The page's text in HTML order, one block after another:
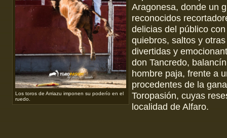
Los toros de Arriazu imponen su poderío en el
ruedo.
Aragonesa, donde un
reconocidos
delicias del público
quiebros, saltos y
divertidas y
don Tancredo,
hombre paja, frente a
procedentes de la
Toropasión, cuyas
localidad de Alfaro.